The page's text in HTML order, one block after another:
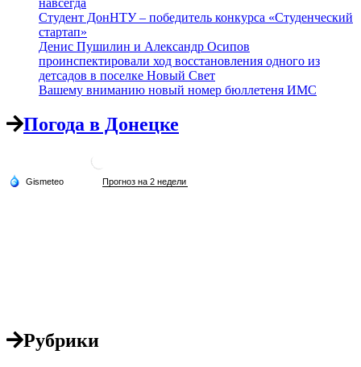
навсегда
Студент ДонНТУ – победитель конкурса «Студенческий
стартап»
Денис Пушилин и Александр Осипов
проинспектировали ход восстановления одного из
детсадов в поселке Новый Свет
Вашему вниманию новый номер бюллетеня ИМС
Погода в Донецке
Рубрики